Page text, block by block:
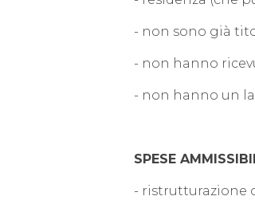
- non sono già
- non hanno
- non hanno un
SPESE
- ristrutturazione